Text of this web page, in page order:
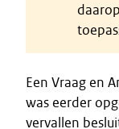
Een Vraag en
was eerder
vervallen